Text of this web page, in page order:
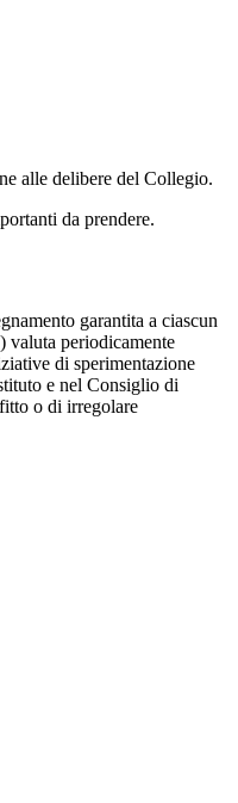
alle delibere del Collegio.
da prendere.
garantita a ciascun
valuta periodicamente
di sperimentazione
e nel Consiglio di
o di irregolare